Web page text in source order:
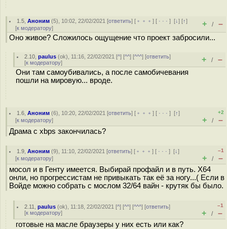
1.5 ,Аноним (5), 10:02, 22/02/2021 [ответить] [ ﹢﹢﹢] [ · · ·][↓] [↑]
[к модератору] + / –
Оно живое? Сложилось ощущение что проект забросили...
2.10 ,paulus (ok), 11:16, 22/02/2021 [^] [^^] [^^^] [ответить]
[к модератору] + / –
Они там самоубивались, а после самобичевания
пошли на мировую... вроде.
1.6 ,Аноним (6), 10:20, 22/02/2021 [ответить] [ ﹢﹢﹢] [ · · ·][↑]
[к модератору]
+2
+ / –
Драма с xbps закончилась?
1.9 ,Аноним (9), 11:10, 22/02/2021 [ответить] [ ﹢﹢﹢] [ · · ·][↓]
[к модератору]
–1
+ / –
мосол и в Генту имеется. Выбирай профайл и в путь. X64
онли, но прогрессистам не привыкать так её за ногу...( Если в
Войде можно собрать с мослом 32/64 вайн - крутяк бы было.
2.11 ,paulus (ok), 11:18, 22/02/2021 [^] [^^] [^^^] [ответить]
[к модератору]
–1
+ / –
готовые на масле браузеры у них есть или как?